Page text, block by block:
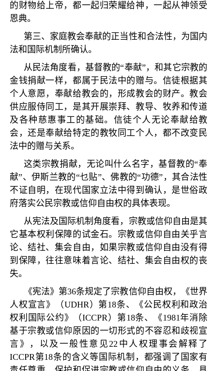
的财物给上帝，都一起归荣耀给神，一起从神领受
恩典。
第三、家庭教会奉献的正当性和合法性，为国内
法和国际机制所确认。
从民法角度看，基督教的“奉献” ，和其它宗教的
金钱捐献一样，都属于民法中的赠与。信徒根据其
个人意愿，奉献给教会的，形成教会的财产。教会
供应服侍同工，是其开展崇拜、教导、牧养和传道
及各种慈惠事工的基础。信徒个人无论奉献给教
会，还是奉献给特定的教牧同工个人，都不改变民
法中的赠与关系。
这类宗教捐献，无论叫什么名字，基督教的“奉
献”、伊斯兰教的“乜贴”、佛教的“功德” ，其合法性
不证自明，在现代国家立法中得到确认，是世俗政
府落实公民宗教或信仰自由权的具体表现。
从宪法及国际机制角度看，宗教或信仰自由是其
它基本权利保障的试金石。宗教或信仰自由关乎言
论、结社、集会自由，如果宗教或信仰自由没有得
到保障，往往意味着言论、结社、集会自由权的丧
失。
《宪法》第36条规定了宗教信仰自由权，《世界
人权宣言》（UDHR）第18条、《公民权利和政治
权利国际公约》（ICCPR）第18条、《1981年消除
基于宗教或信仰原因的一切形式的不容忍和歧视宣
言》，以及一般性意见22 中人权理事会解释了
ICCPR第18条的含义等国际机制，都强调了国家有